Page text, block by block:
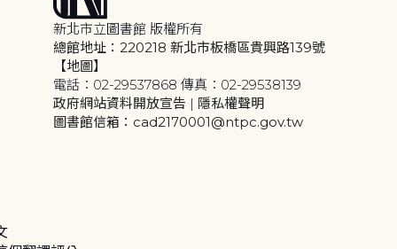
新北市立圖書館 版權所有
總館地址：220218 新北市板橋區貴興路139號
【地圖】
電話：02-29537868 傳真：02-29538139
政府網站資料開放宣告 | 隱私權聲明
圖書館信箱：cad2170001@ntpc.gov.tw